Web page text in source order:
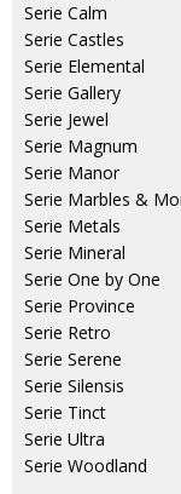
Serie Calm
Serie Castles
Serie Elemental
Serie Gallery
Serie Jewel
Serie Magnum
Serie Manor
Serie Marbles &
Serie Metals
Serie Mineral
Serie One by One
Serie Province
Serie Retro
Serie Serene
Serie Silensis
Serie Tinct
Serie Ultra
Serie Woodland